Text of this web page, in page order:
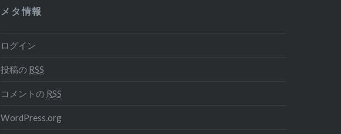
メタ情報
ログイン
投稿の RSS
コメントの RSS
WordPress.org